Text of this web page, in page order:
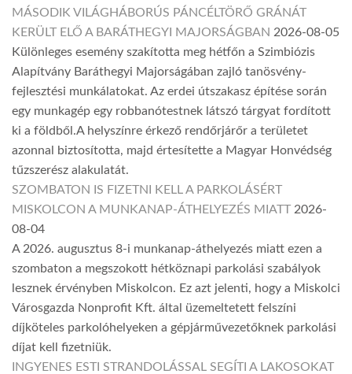
MÁSODIK VILÁGHÁBORÚS PÁNCÉLTÖRŐ GRÁNÁT
KERÜLT ELŐ A BARÁTHEGYI MAJORSÁGBAN 2026-08-05
Különleges esemény szakította meg hétfőn a Szimbiózis
Alapítvány Baráthegyi Majorságában zajló tanösvény-
fejlesztési munkálatokat. Az erdei útszakasz építése során
egy munkagép egy robbanótestnek látszó tárgyat fordított
ki a földből.A helyszínre érkező rendőrjárőr a területet
azonnal biztosította, majd értesítette a Magyar Honvédség
tűzszerész alakulatát.
SZOMBATON IS FIZETNI KELL A PARKOLÁSÉRT
MISKOLCON A MUNKANAP-ÁTHELYEZÉS MIATT 2026-
08-04
A 2026. augusztus 8-i munkanap-áthelyezés miatt ezen a
szombaton a megszokott hétköznapi parkolási szabályok
lesznek érvényben Miskolcon. Ez azt jelenti, hogy a Miskolci
Városgazda Nonprofit Kft. által üzemeltetett felszíni
díjköteles parkolóhelyeken a gépjárművezetőknek parkolási
díjat kell fizetniük.
INGYENES ESTI STRANDOLÁSSAL SEGÍTI A LAKOSOKAT